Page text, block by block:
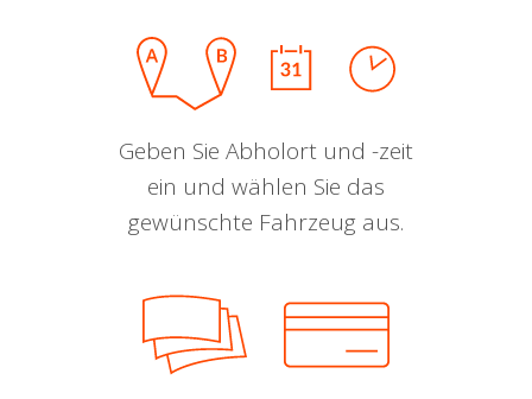
Geben Sie Abholort und -zeit
ein und wählen Sie das
gewünschte Fahrzeug aus.